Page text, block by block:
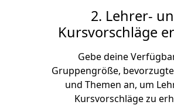
2. Lehrer- und
Kursvorschläge erhalten
Gebe deine Verfügbarkeit,
Gruppengröße, bevorzugten Standort
und Themen an, um Lehrer- und
Kursvorschläge zu erhalten.